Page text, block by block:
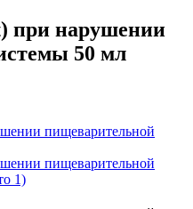
при нарушении
50 мл